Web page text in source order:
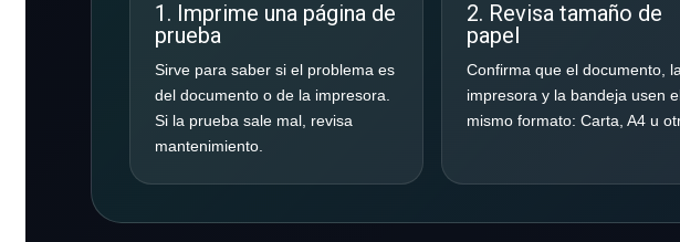
1. Imprime una página de
prueba
Sirve para saber si el problema es
del documento o de la impresora.
Si la prueba sale mal, revisa
mantenimiento.
2. Revisa tamaño de
papel
Confirma que el documento, la
impresora y la bandeja usen
mismo formato: Carta, A4 u